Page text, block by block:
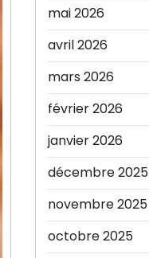
mai 2026
avril 2026
mars 2026
février 2026
janvier 2026
décembre 2025
novembre 2025
octobre 2025